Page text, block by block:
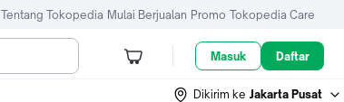
Tentang Tokopedia Mulai Berjualan Promo Tokopedia Care
Masuk Daftar
Dikirim ke Jakarta Pusat